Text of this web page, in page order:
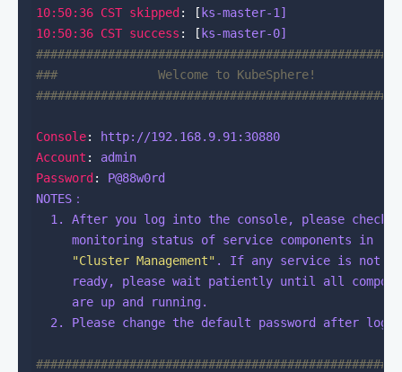
10:50:36 CST skipped: [ks-master-1]
10:50:36 CST success : [ks-master-0]
###              Welcome to KubeSphere!
Console: http://192.168.9.91:30880
Account : admin
Password: P@88w0rd
NOTES：
1 . After you log into the console, please check
monitoring status of service components in
"Cluster Management" . If any service is not
ready, please wait patiently until all
are up and running.
2 . Please change the default password after